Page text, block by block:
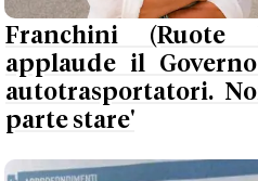
Franchini (Ruote
applaude il
autotrasportatori.
parte stare'